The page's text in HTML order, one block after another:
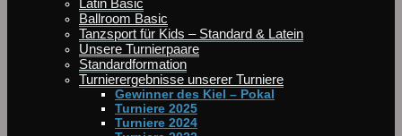
Latin Basic
Ballroom Basic
Tanzsport für Kids – Standard & Latein
Unsere Turnierpaare
Standardformation
Turnierergebnisse unserer Turniere
Gewinner des Kiel – Pokal
Turniere 2025
Turniere 2024